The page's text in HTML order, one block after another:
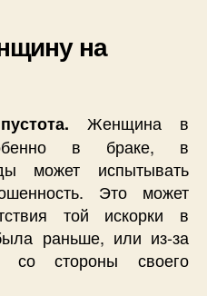
на
Женщина в
в браке, в
может испытывать
Это может
той искорки в
раньше, или из-за
со стороны своего